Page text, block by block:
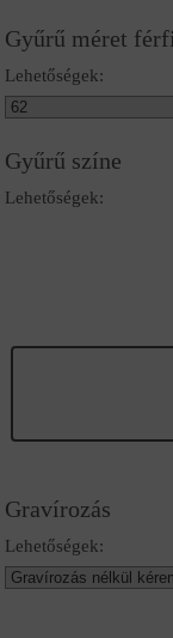
Gyűrű méret férfi
Lehetőségek:
Gyűrű színe
Lehetőségek:
Gravírozás
Lehetőségek: